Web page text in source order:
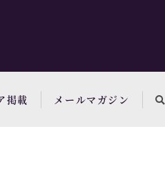
掲載 メールマガジン